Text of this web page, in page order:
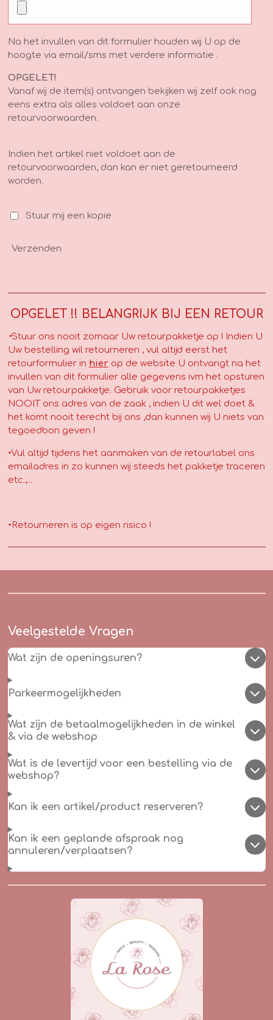
Na het invullen van dit formulier houden wij U op de
hoogte via email/sms met verdere informatie .
OPGELET!
Vanaf wij de item(s) ontvangen bekijken wij zelf ook nog
eens extra als alles voldoet aan onze
retourvoorwaarden.
Indien het artikel niet voldoet aan de
retourvoorwaarden, dan kan er niet geretourneerd
worden.
Stuur mij een kopie
Verzenden
OPGELET !! BELANGRIJK BIJ EEN RETOUR
•Stuur ons nooit zomaar Uw retourpakketje op ! Indien U
Uw bestelling wil retourneren , vul altijd eerst het
retourformulier in hierop de website U ontvangt na het
invullen van dit formulier alle gegevens ivm het opsturen
van Uw retourpakketje. Gebruik voor retourpakketjes
NOOIT ons adres van de zaak , indien U dit wel doet &
het komt nooit terecht bij ons ,dan kunnen wij U niets van
tegoedbon geven !
•Vul altijd tijdens het aanmaken van de retourlabel ons
emailadres in zo kunnen wij steeds het pakketje traceren
etc.,...
•Retourneren is op eigen risico !
Veelgestelde Vragen
Wat zijn de openingsuren?
Parkeermogelijkheden
Wat zijn de betaalmogelijkheden in de winkel
& via de webshop
Wat is de levertijd voor een bestelling via de
webshop?
Kan ik een artikel/product reserveren?
Kan ik een geplande afspraak nog
annuleren/verplaatsen?